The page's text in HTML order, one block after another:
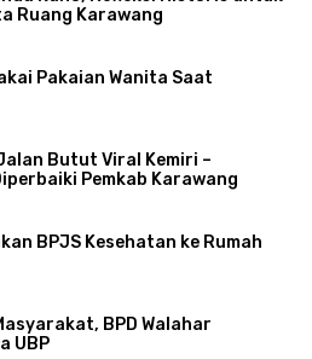
Ruang Karawang
Pakaian Wanita Saat
Butut Viral Kemiri –
Pemkab Karawang
BPJS Kesehatan ke Rumah
BPD Walahar
UBP